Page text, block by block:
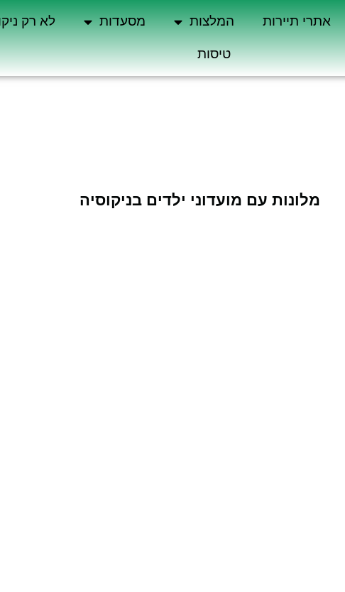
אתרי תיירות המלצות מסעדות לא רק
טיסות
מלונות עם מועדוני ילדים בניקוסיה